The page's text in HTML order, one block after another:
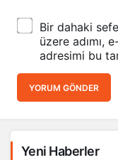
Bir dahaki
üzere adımı,
adresimi bu
YORUM GÖNDER
Yeni Haberler